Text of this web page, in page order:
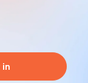
in